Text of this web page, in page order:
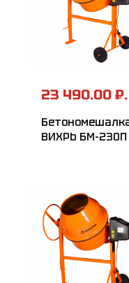
23 490.00 ₽.
ВИХРЬ БМ-230П